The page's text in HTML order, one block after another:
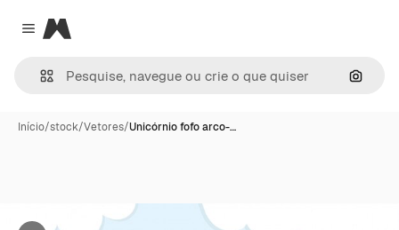
Close menu
Magnific
Início/stock/Vetores/Unicórnio fofo arco-…